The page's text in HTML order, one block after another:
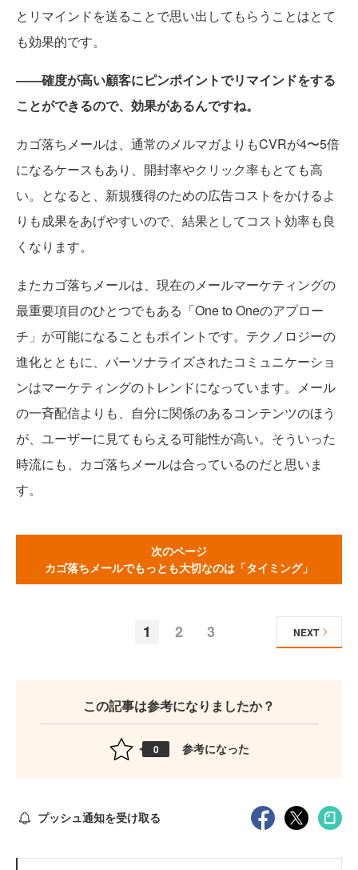
とリマインドを送ることで思い出してもらうことはとて
も効果的です。
――確度が高い顧客にピンポイントでリマインドをする
ことができるので、効果があるんですね。
カゴ落ちメールは、通常のメルマガよりもCVRが4〜5倍
になるケースもあり、開封率やクリック率もとても高
い。となると、新規獲得のための広告コストをかけるよ
りも成果をあげやすいので、結果としてコスト効率も良
くなります。
またカゴ落ちメールは、現在のメールマーケティングの
最重要項目のひとつでもある「One to Oneのアプロー
チ」が可能になることもポイントです。テクノロジーの
進化とともに、パーソナライズされたコミュニケーショ
ンはマーケティングのトレンドになっています。メール
の一斉配信よりも、自分に関係のあるコンテンツのほう
が、ユーザーに見てもらえる可能性が高い。そういった
時流にも、カゴ落ちメールは合っているのだと思いま
す。
次のページ
カゴ落ちメールでもっとも大切なのは「タイミング」
1 2 3 NEXT
この記事は参考になりましたか？
0 参考になった
プッシュ通知を受け取る